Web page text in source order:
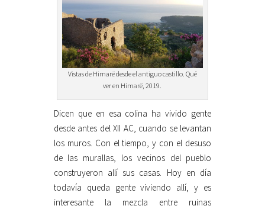
Vistas de Himarë desde el antiguo castillo. Qué
ver en Himarë, 2019.
Dicen que en esa colina ha vivido gente
desde antes del XII AC, cuando se levantan
los muros. Con el tiempo, y con el desuso
de las murallas, los vecinos del pueblo
construyeron allí sus casas. Hoy en día
todavía queda gente viviendo allí, y es
interesante la mezcla entre ruinas